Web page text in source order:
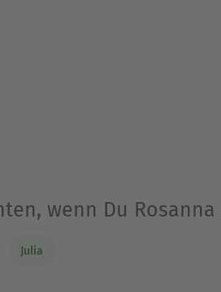
wenn Du
Julia